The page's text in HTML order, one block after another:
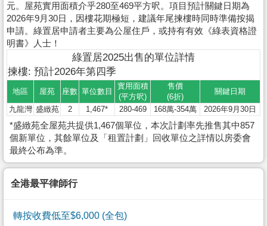
元。屋苑實用面積介乎280至469平方呎。項目預計關鍵日期為
2026年9月30日，因樓花期極短，建議年尾揀樓時同時準備按揭
申請。綠置居申請者主要為公屋住戶，或持有有效《綠表資格證
明書》人士！
綠置居2025出售的單位詳情
揀樓: 預計2026年第四季
地區 屋苑 座數 單位數目
實用面積
(平方呎)
售價
(6折)
關鍵日期
九龍灣 盛緻苑 2 1,467* 280-469 168萬-354萬 2026年9月30日
*盛緻苑全屋苑共提供1,467個單位，本次計劃率先推售其中857
個新單位，其餘單位及「租置計劃」回收單位之詳情以房委會
最終公布為準。
全港最平律師行
轉按收費低至$6,000 (全包)